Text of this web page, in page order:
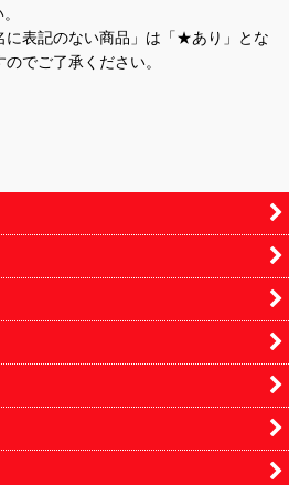
表記のない商品」は「★あり」とな
でご了承ください。